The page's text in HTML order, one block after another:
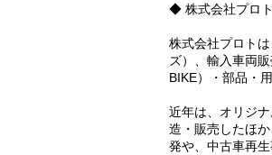
◆ 株式会社プロ
株式会社プロト
ズ）、輸入車両
BIKE）・部品・
近年は、オリジ
造・販売したほ
発や、中古車再